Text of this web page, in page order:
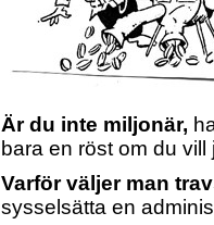
Är du inte miljonär,
bara en röst om du
Varför väljer man
sysselsätta en